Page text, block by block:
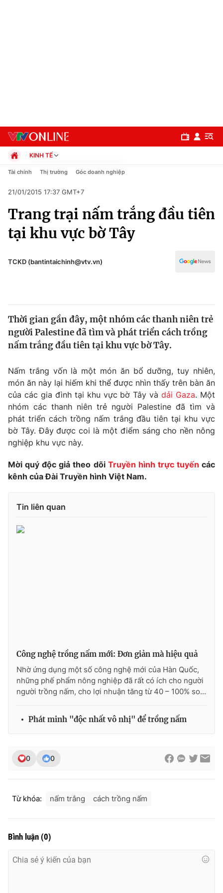
Chuyên mục
Chính trị
Y tế
Thế giới
Thế giới đó đây
Câu chuyện quốc tế
Kinh tế
Tài chính
Thị trường
Góc doanh nghiệp
Dữ liệu và đời sống
Truyền hình
Phim VTV
Hậu trường
Khán giả
Giải sao mai
Điện ảnh
Du lịch
Làm đẹp
Tuyển sinh
Emagazine Podcast
Photo Infographic
Video Shorts video
Thị trường 24h Tấm lòng Việt
VTV4
VTV9
KINH TẾ
Chính trị
Pháp luật
Kinh tế
Thể thao
Truyền hình
Y tế
Tài chính Thị trường Góc doanh nghiệp
21/01/2015 17:37 GMT+7
Trang trại nấm trắng đầu tiên
tại khu vực bờ Tây
TCKD (bantintaichinh@vtv.vn)
Thời gian gần đây, một nhóm các thanh niên trẻ
người Palestine đã tìm và phát triển cách trồng
nấm trắng đầu tiên tại khu vực bờ Tây.
Nấm trắng vốn là một món ăn bổ dưỡng, tuy nhiên,
món ăn này lại hiếm khi thể được nhìn thấy trên bàn ăn
của các gia đình tại khu vực bờ Tây vàdải Gaza. Một
nhóm các thanh niên trẻ người Palestine đã tìm và
phát triển cách trồng nấm trắng đầu tiên tại khu vực
bờ Tây. Đây được coi là một điểm sáng cho nền nông
nghiệp khu vực này.
Mời quý độc giả theo dõi Truyền hình trực tuyến các
kênh của Đài Truyền hình Việt Nam.
Tin liên quan
Công nghệ trồng nấm mới: Đơn giản mà hiệu quả
Nhờ ứng dụng một số công nghệ mới của Hàn Quốc,
những phế phẩm nông nghiệp đã rất có ích cho người
người trồng nấm, cho lợi nhuận tăng từ 40 – 100% so...
Phát minh "độc nhất vô nhị" để trồng nấm
0 0
Từ khóa: nấm trắng cách trồng nấm
Bình luận (0)